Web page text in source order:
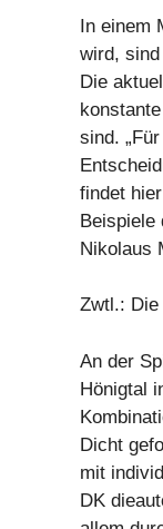
In einem
wird, sind
Die
sind.
findet
Beispiele
Nikolaus
Zwtl.:
An der
Hönigtal
Dicht
mit
DK